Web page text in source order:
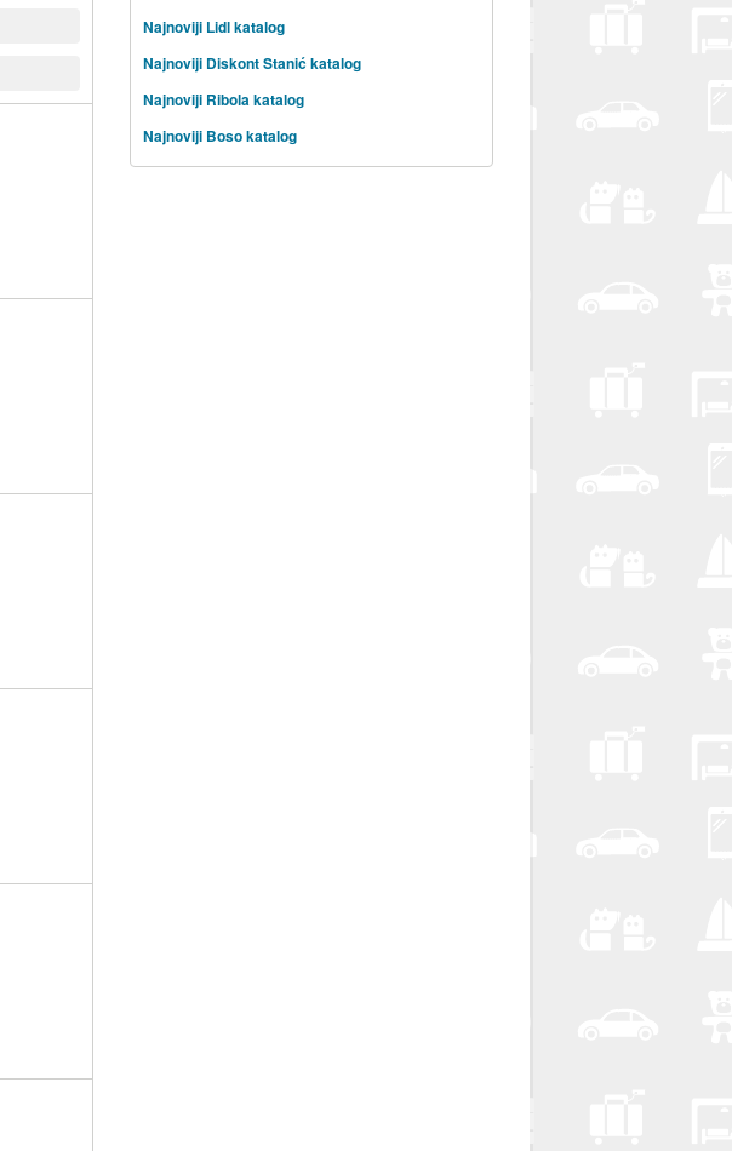
Najnoviji Lidl katalog
Najnoviji Diskont Stanić katalog
Najnoviji Ribola katalog
Najnoviji Boso katalog